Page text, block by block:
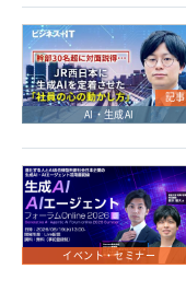
記事
AI・生成AI
イベント・セミナー